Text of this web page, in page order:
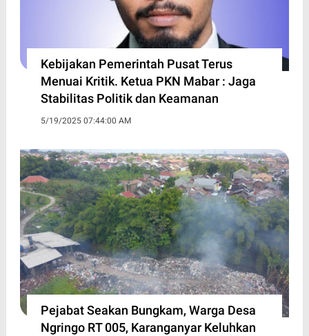
Kebijakan Pemerintah Pusat Terus
Menuai Kritik. Ketua PKN Mabar : Jaga
Stabilitas Politik dan Keamanan
5/19/2025 07:44:00 AM
Pejabat Seakan Bungkam, Warga Desa
Ngringo RT 005, Karanganyar Keluhkan